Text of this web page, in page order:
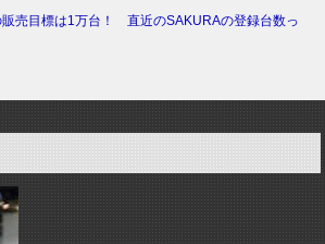
販売目標は1万台！ 直近のSAKURAの登録台数っ